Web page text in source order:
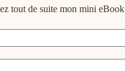
tout de suite mon mini eBook